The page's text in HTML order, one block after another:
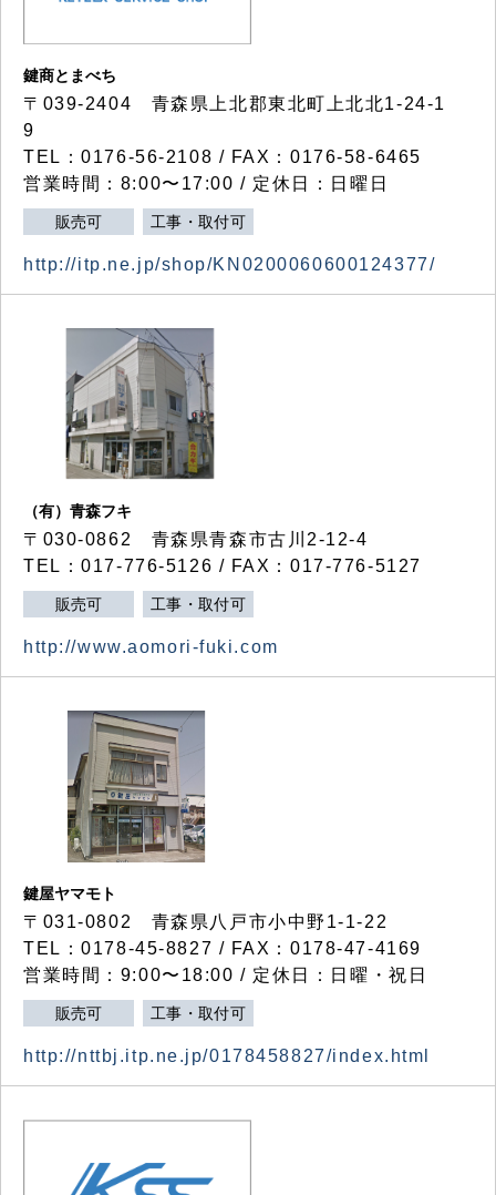
鍵商とまべち
〒039-2404 青森県上北郡東北町上北北1-24-1
9
TEL：0176-56-2108 / FAX：0176-58-6465
営業時間：8:00〜17:00 / 定休日：日曜日
販売可 工事・取付可
http://itp.ne.jp/shop/KN0200060600124377/
（有）青森フキ
〒030-0862 青森県青森市古川2-12-4
TEL：017-776-5126 / FAX：017-776-5127
販売可 工事・取付可
http://www.aomori-fuki.com
鍵屋ヤマモト
〒031-0802 青森県八戸市小中野1-1-22
TEL：0178-45-8827 / FAX：0178-47-4169
営業時間：9:00〜18:00 / 定休日：日曜・祝日
販売可 工事・取付可
http://nttbj.itp.ne.jp/0178458827/index.html